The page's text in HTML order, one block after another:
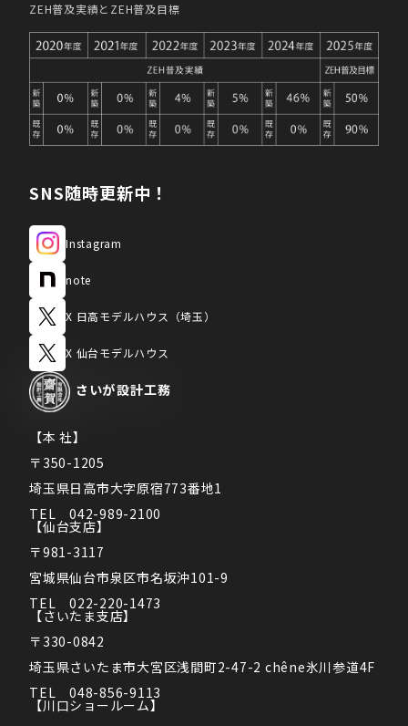
さいが設計工務
【本 社】
〒350-1205
埼玉県日高市大字原宿773番地1
TEL　042-989-2100
【仙台支店】
〒981-3117
宮城県仙台市泉区市名坂沖101-9
TEL　022-220-1473
【さいたま支店】
〒330-0842
埼玉県さいたま市大宮区浅間町2-47-2 chêne氷川参道4F
TEL　048-856-9113
【川口ショールーム】
ZEH普及実績とZEH普及目標
SNS随時更新中！
Instagram
note
X 日高モデルハウス（埼玉）
X 仙台モデルハウス